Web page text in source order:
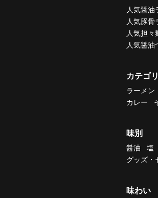
人気醤油
人気豚骨
人気担々
人気醤油
カテゴ
ラーメン
カレー
味別
醤油 塩
グッズ・
味わい